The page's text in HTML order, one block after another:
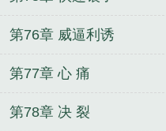
第76章 威逼利诱
第77章 心 痛
第78章 决 裂